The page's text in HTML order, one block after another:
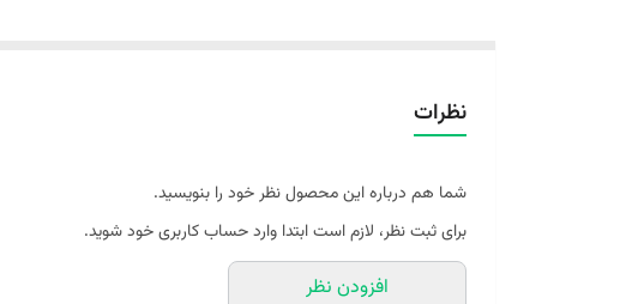
نظرات
شما هم درباره این محصول نظر خود را بنویسید.
برای ثبت نظر، لازم است ابتدا وارد حساب کاربری خود شوید.
افزودن نظر